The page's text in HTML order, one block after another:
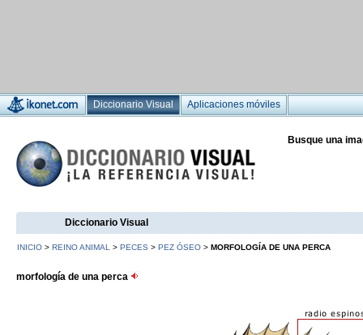
Diccionario Visual Aplicaciones móviles
Busque una
Diccionario Visual
INICIO > REINO ANIMAL > PECES > PEZ ÓSEO > MORFOLOGÍA DE UNA PERCA
morfología de una perca